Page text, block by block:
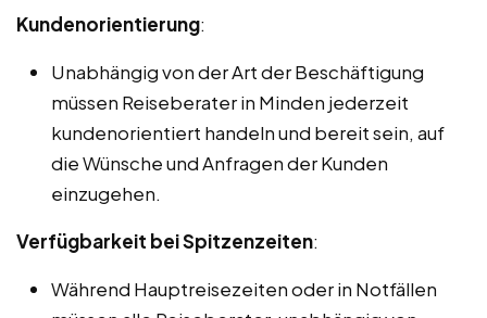
Kundenorientierung:
Unabhängig von der Art der Beschäftigung
müssen Reiseberater in Minden jederzeit
kundenorientiert handeln und bereit sein, auf
die Wünsche und Anfragen der Kunden
einzugehen.
Verfügbarkeit bei Spitzenzeiten:
Während Hauptreisezeiten oder in Notfällen